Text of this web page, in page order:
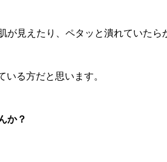
見えたり、ペタッと潰れていたら
る方だと思います。
か？